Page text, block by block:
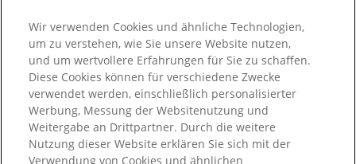
Netherlands - Nederland
Poland - Polska
România
Serbian (Serbia)
Slovensko
Slovenija
Switzerland (Schweiz)
Wir verwenden Cookies und ähnliche Technologien,
um zu verstehen, wie Sie unsere Website nutzen,
und um wertvollere Erfahrungen für Sie zu schaffen.
Diese Cookies können für verschiedene Zwecke
verwendet werden, einschließlich personalisierter
Werbung, Messung der Websitenutzung und
Weitergabe an Drittpartner. Durch die weitere
Nutzung dieser Website erklären Sie sich mit der
Verwendung von Cookies und ähnlichen